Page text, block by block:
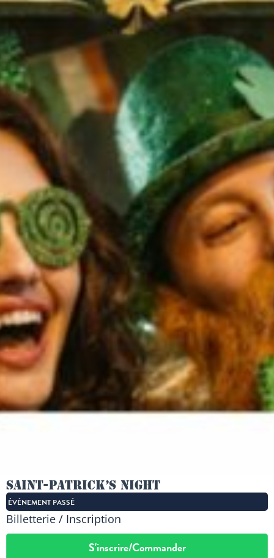
Saint-Patrick’s Night
ÉVÉNEMENT PASSÉ
Billetterie / Inscription
S'inscrire/Commander